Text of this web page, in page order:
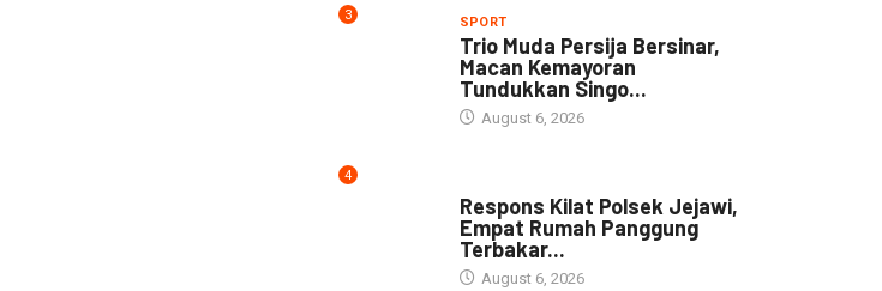
3 SPORT
Trio Muda Persija Bersinar,
Macan Kemayoran
Tundukkan Singo...
August 6, 2026
4
Respons Kilat Polsek Jejawi,
Empat Rumah Panggung
Terbakar...
August 6, 2026